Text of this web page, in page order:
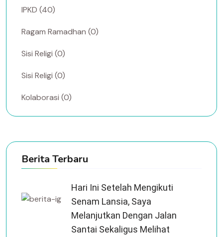
IPKD (40)
Ragam Ramadhan (0)
Sisi Religi (0)
Sisi Religi (0)
Kolaborasi (0)
Berita Terbaru
Hari Ini Setelah Mengikuti
Senam Lansia, Saya
Melanjutkan Dengan Jalan
Santai Sekaligus Melihat